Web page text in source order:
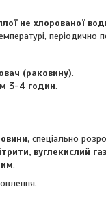
не хлорованої
(раковину).
3-4 годин.
, спеціально
вуглекислий
.